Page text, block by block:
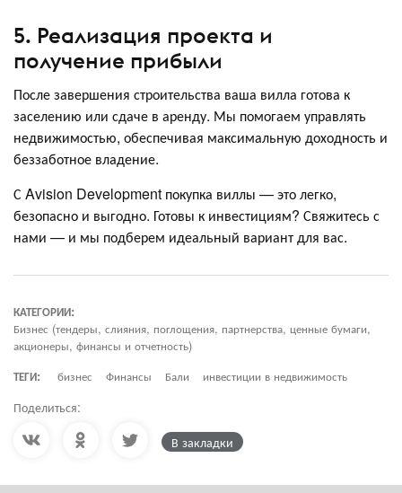
5. Реализация проекта и
получение прибыли
После завершения строительства ваша вилла готова к
заселению или сдаче в аренду. Мы помогаем управлять
недвижимостью, обеспечивая максимальную доходность и
беззаботное владение.
С Avision Development покупка виллы — это легко,
безопасно и выгодно. Готовы к инвестициям? Свяжитесь с
нами — и мы подберем идеальный вариант для вас.
КАТЕГОРИИ:
Бизнес (тендеры, слияния, поглощения, партнерства, ценные бумаги,
акционеры, финансы и отчетность)
ТЕГИ:
бизнес Финансы Бали инвестиции в недвижимость
Поделиться:
В закладки